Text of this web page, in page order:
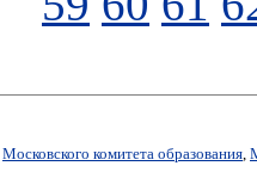
Московского комитета образования,